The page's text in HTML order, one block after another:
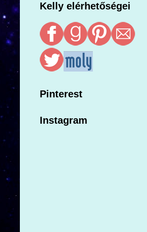
Kelly elérhetőségei
Pinterest
Instagram